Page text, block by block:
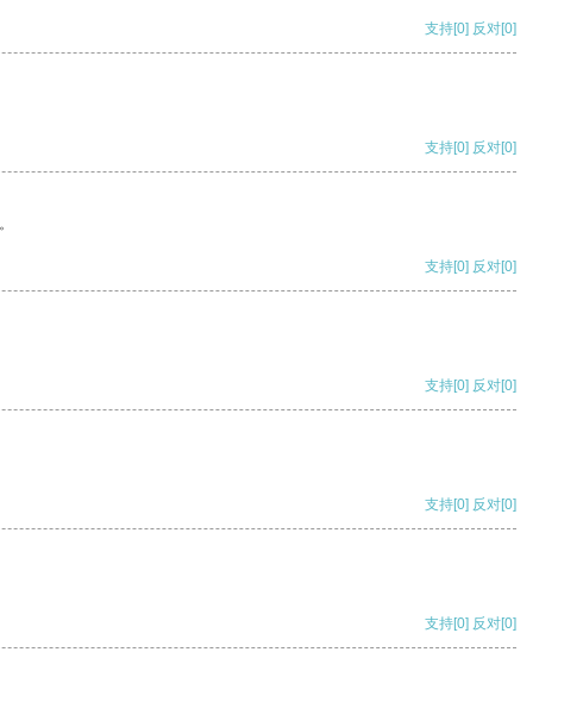
支持[0] 反对[0]
支持[0] 反对[0]
支持[0] 反对[0]
支持[0] 反对[0]
支持[0] 反对[0]
支持[0] 反对[0]